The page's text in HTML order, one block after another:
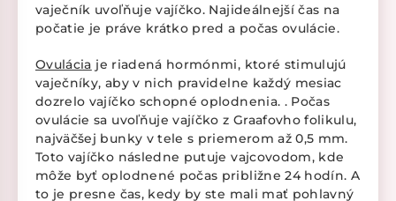
vaječník uvoľňuje vajíčko. Najideálnejší čas na
počatie je práve krátko pred a počas ovulácie.
Ovulácia je riadená hormónmi, ktoré stimulujú
vaječníky, aby v nich pravidelne každý mesiac
dozrelo vajíčko schopné oplodnenia. . Počas
ovulácie sa uvoľňuje vajíčko z Graafovho folikulu,
najväčšej bunky v tele s priemerom až 0,5 mm.
Toto vajíčko následne putuje vajcovodom, kde
môže byť oplodnené počas približne 24 hodín. A
to je presne čas, kedy by ste mali mať pohlavný